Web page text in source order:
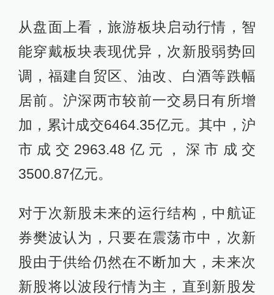
从盘面上看，旅游板块启动行情，智
能穿戴板块表现优异，次新股弱势回
调，福建自贸区、油改、白酒等跌幅
居前。沪深两市较前一交易日有所增
加，累计成交6464.35亿元。其中，沪
市成交2963.48亿元，深市成交
3500.87亿元。
对于次新股未来的运行结构，中航证
券樊波认为，只要在震荡市中，次新
股由于供给仍然在不断加大，未来次
新股将以波段行情为主，直到新股发